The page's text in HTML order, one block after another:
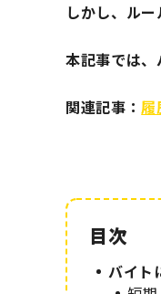
しかし、ル
本記事では、
関連記事：履
バイト